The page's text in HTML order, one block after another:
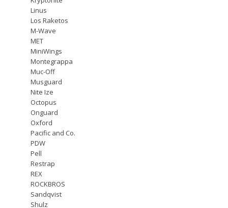
Linus
Los Raketos
M-Wave
MET
MiniWings
Montegrappa
Muc-Off
Musguard
Nite Ize
Octopus
Onguard
Oxford
Pacific and Co.
PDW
Pell
Restrap
REX
ROCKBROS
Sandqvist
Shulz